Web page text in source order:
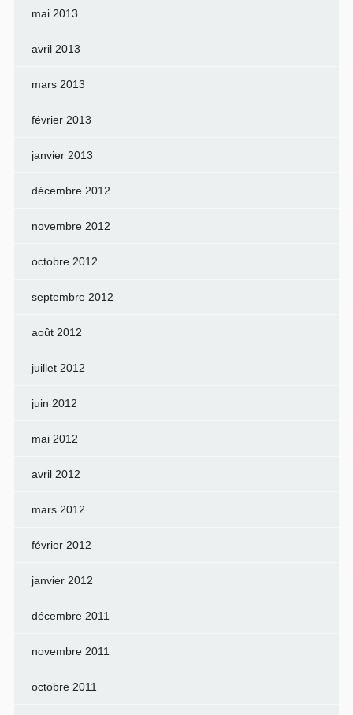
mai 2013
avril 2013
mars 2013
février 2013
janvier 2013
décembre 2012
novembre 2012
octobre 2012
septembre 2012
août 2012
juillet 2012
juin 2012
mai 2012
avril 2012
mars 2012
février 2012
janvier 2012
décembre 2011
novembre 2011
octobre 2011